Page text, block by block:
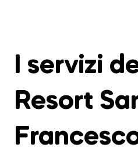
I servizi
Resort